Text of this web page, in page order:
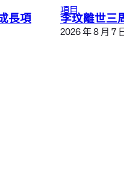
長項
項目
李玟離世三
2026 年 8 月 7